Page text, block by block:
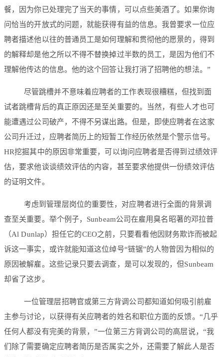
餐，因为你已处理完了当天的事情，可以点些美酒了。如果你询
问恰当的开放式的问题，就能获得有益的信息。我曾要求一位应
聘者描述他以往的普通员工是如何理解和贯彻他的愿景的，得到
的解释却是他之所以不得不替换掉过半数的员工，是因为他们不
理解他传达的信息。他的这个回答让我打消了招聘他的想法。”
尽管跳槽并不意味着应聘者的工作表现很糟糕，但找到面
试者跳槽背后的真正原因还是至关重要的。当然，有些人才也可
能遭遇过公司破产，不得不另谋出路。但是，即使应聘者在这家
公司升迁过，应聘者简历上的短暂工作经历依然是个警示信号。
HR挖掘其中的原因非常重要，可以询问应聘者是否得到过绩效评
估，要求他谈谈绩效评估的内容，甚至要求他提供一份绩效评估
的证明文件。
考虑到管理层岗位的重要性，对应聘者进行全面的背景调
查至关重要。举个例子，Sunbeam公司在雇用臭名昭著的邓拉普
（Al Dunlap）担任它的CEO之前，只要看看他因财务欺诈而被起
诉这一事实，或许就能知道这位绰号“链锯”的人物曾因为相似的
原因被解雇。这些记录只要去调查，是可以发现的，但Sunbeam
却省了这步。
一位管理层招聘官或第三方背调公司都知道如何吸引前雇
主参与讨论，以获得有关应聘者的姓名和职位方面的反馈。“几乎
任何人都没有完美的背景，”一位第三方背调公司的高层说，“我
们除了需要确定应聘者简历是否属实之外，还需要了解此人是否